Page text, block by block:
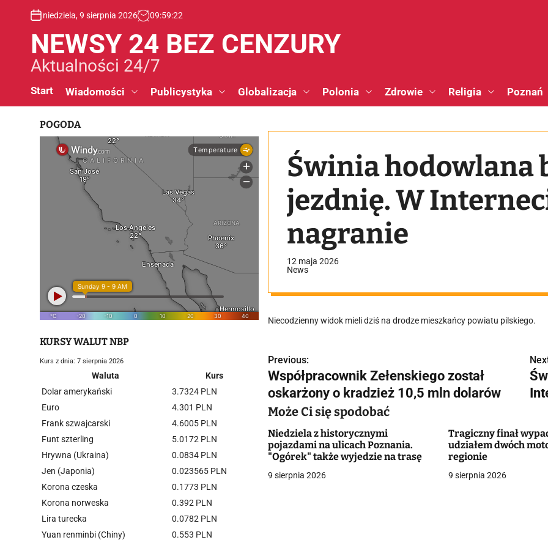
niedziela, 9 sierpnia 2026 09:59:23
NEWSY 24 BEZ CENZURY
Aktualności 24/7
Start Wiadomości Publicystyka Globalizacja Polonia Zdrowie Religia Poznań
Świnia hodowlana
jezdnię. W
nagranie
12 maja 2026
News
Niecodzienny widok mieli dziś na drodze mieszkańcy powiatu pilskiego.
N
a
w
i
g
a
Previous:
Współpracownik Zełenskiego został
oskarżony o kradzież 10,5 mln dolarów
Może Ci się spodobać
Niedziela z historycznymi
pojazdami na ulicach Poznania.
"Ogórek" także wyjedzie na trasę
9 sierpnia 2026
Tragiczny finał
udziałem dwóch
regionie
9 sierpnia 2026
POGODA
KURSY WALUT NBP
Kurs z dnia: 7 sierpnia 2026
Waluta
Kurs
Dolar amerykański
3.7324 PLN
Euro
4.301 PLN
Frank szwajcarski
4.6005 PLN
Funt szterling
5.0172 PLN
Hrywna (Ukraina)
0.0834 PLN
Jen (Japonia)
0.023565 PLN
Korona czeska
0.1773 PLN
Korona norweska
0.392 PLN
Lira turecka
0.0782 PLN
Yuan renminbi (Chiny)
0.553 PLN